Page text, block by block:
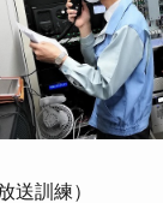
送訓練）